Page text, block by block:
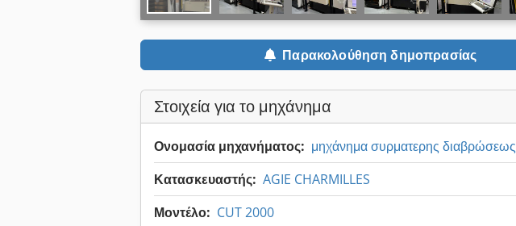
Παρακολούθηση δημοπρασίας
Στοιχεία για το μηχάνημα
Ονομασία μηχανήματος: μηχάνημα συρματερης διαβρώσεως
Κατασκευαστής: AGIE CHARMILLES
Μοντέλο: CUT 2000